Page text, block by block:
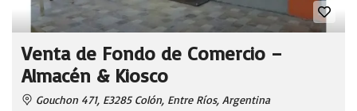
Venta de Fondo de Comercio –
Almacén & Kiosco
Gouchon 471, E3285 Colón, Entre Ríos, Argentina